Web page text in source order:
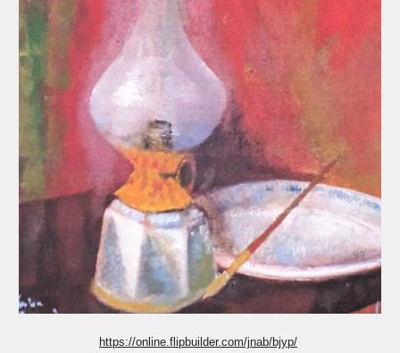
https://online.flipbuilder.com/jnab/bjyp/